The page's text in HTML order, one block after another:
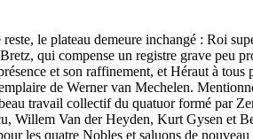
reste, le plateau demeure inchangé : Roi
qui compense un registre grave peu
et son raffinement, et Héraut à tous
de Werner van Mechelen.
travail collectif du quatuor formé par
Willem Van der Heyden, Kurt Gysen et
les quatre Nobles et saluons de